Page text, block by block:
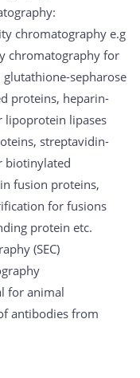
chromatography e.g
chromatography for
sepharose
proteins, heparin-
lipoprotein lipases
streptavidin-
biotinylated
fusion proteins,
for fusions
protein etc.
(SEC)
for animal
antibodies from